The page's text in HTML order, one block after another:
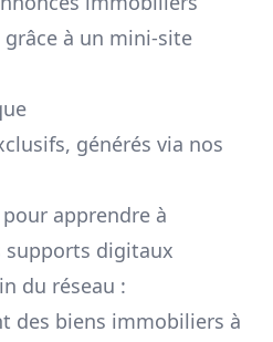
grâce à un mini-site
générés via nos
apprendre à
supports digitaux
du réseau :
des biens immobiliers à